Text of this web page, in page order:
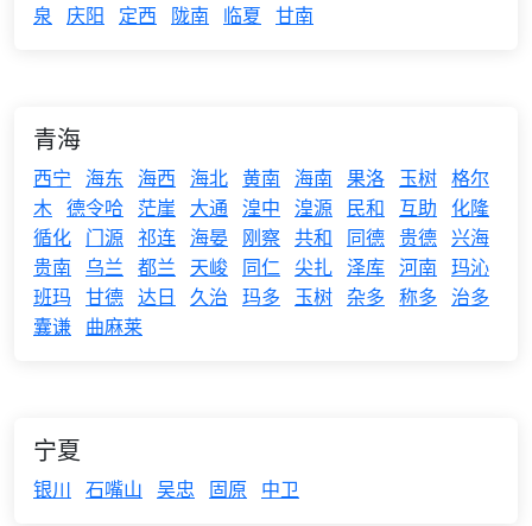
泉
庆阳 定西 陇南 临夏 甘南
青海
西宁 海东 海西 海北 黄南 海南 果洛 玉树 格尔
木 德令哈 茫崖 大通 湟中 湟源 民和 互助 化隆
循化 门源 祁连 海晏 刚察 共和 同德 贵德 兴海
贵南
乌兰 都兰 天峻 同仁 尖扎 泽库 河南 玛沁
班玛 甘德 达日 久治 玛多 玉树 杂多 称多
治多
囊谦 曲麻莱
宁夏
银川 石嘴山 吴忠 固原 中卫